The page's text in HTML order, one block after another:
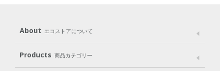
About エコストアについて
メッセージ ブランドストーリー
Products 商品カテゴリー